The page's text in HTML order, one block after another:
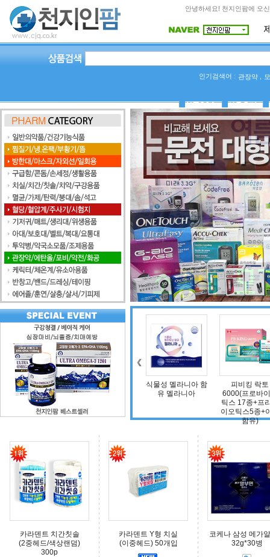
안녕하세요! 천지인팜에 오
인기검색어 : 관장약
상품Q&A 사용후기
조인트 보스 엠에스
엠(보스웰리아, 비
타민D, 초록입홍합,
상어연골, 콜라겐)
식물성 멜라니아 함
유 멜라니아
피비킹 락토
6000(프로바이오
함유)
덴마크 구강
카라덴트 치간칫솔
(2중헤드/색상랜덤)
300p
카라덴트 Y형 치실
(이중헤드) 50개입
코케나 삼성 메가
32g*30병